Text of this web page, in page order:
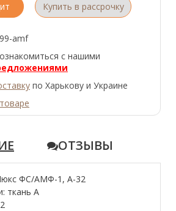
Купить в рассрочку
amf
с нашими
по Харькову и Украине
ОТЗЫВЫ
ФС/АМФ-1, А-32
ткань А